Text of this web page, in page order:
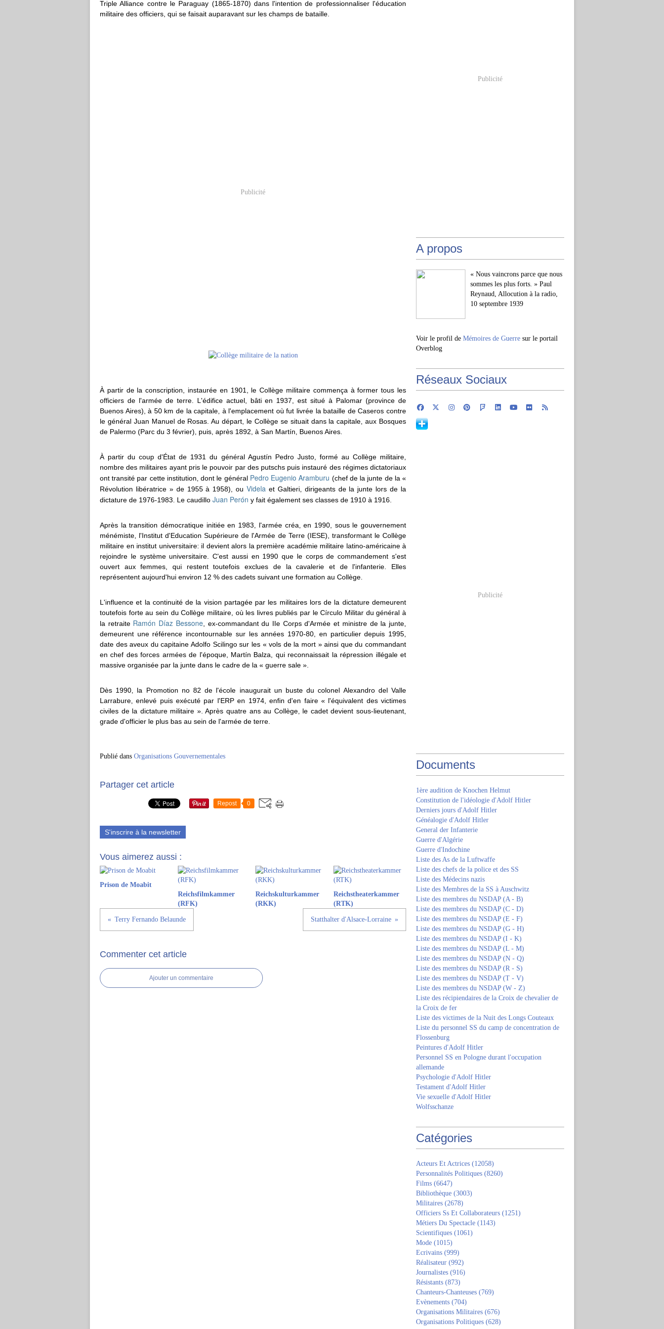
Triple Alliance contre le Paraguay (1865-1870) dans l'intention de professionnaliser l'éducation
militaire des officiers, qui se faisait auparavant sur les champs de bataille.
Publicité
À partir de la conscription, instaurée en 1901, le Collège militaire commença à former tous les
officiers de l'armée de terre. L'édifice actuel, bâti en 1937, est situé à Palomar (province de
Buenos Aires), à 50 km de la capitale, à l'emplacement où fut livrée la bataille de Caseros contre
le général Juan Manuel de Rosas. Au départ, le Collège se situait dans la capitale, aux Bosques
de Palermo (Parc du 3 février), puis, après 1892, à San Martín, Buenos Aires.
À partir du coup d'État de 1931 du général Agustín Pedro Justo, formé au Collège militaire,
nombre des militaires ayant pris le pouvoir par des putschs puis instauré des régimes dictatoriaux
ont transité par cette institution, dont le général Pedro Eugenio Aramburu (chef de la junte de la «
Révolution libératrice » de 1955 à 1958), ouVidela et Galtieri, dirigeants de la junte lors de la
dictature de 1976-1983. Le caudillo Juan Perón y fait également ses classes de 1910 à 1916.
Après la transition démocratique initiée en 1983, l'armée créa, en 1990, sous le gouvernement
ménémiste, l'Institut d'Education Supérieure de l'Armée de Terre (IESE), transformant le Collège
militaire en institut universitaire: il devient alors la première académie militaire latino-américaine à
rejoindre le système universitaire. C'est aussi en 1990 que le corps de commandement s'est
ouvert aux femmes, qui restent toutefois exclues de la cavalerie et de l'infanterie. Elles
représentent aujourd'hui environ 12 % des cadets suivant une formation au Collège.
L'influence et la continuité de la vision partagée par les militaires lors de la dictature demeurent
toutefois forte au sein du Collège militaire, où les livres publiés par le Círculo Militar du général à
la retraite Ramón Díaz Bessone, ex-commandant du IIe Corps d'Armée et ministre de la junte,
demeurent une référence incontournable sur les années 1970-80, en particulier depuis 1995,
date des aveux du capitaine Adolfo Scilingo sur les « vols de la mort » ainsi que du commandant
en chef des forces armées de l'époque, Martín Balza, qui reconnaissait la répression illégale et
massive organisée par la junte dans le cadre de la « guerre sale ».
Dès 1990, la Promotion no 82 de l'école inaugurait un buste du colonel Alexandro del Valle
Larrabure, enlevé puis exécuté par l'ERP en 1974, enfin d'en faire « l'équivalent des victimes
civiles de la dictature militaire ». Après quatre ans au Collège, le cadet devient sous-lieutenant,
grade d'officier le plus bas au sein de l'armée de terre.
Publié dans Organisations Gouvernementales
Partager cet article
Repost 0
S'inscrire à la newsletter
Vous aimerez aussi :
Prison de Moabit
Reichsfilmkammer
(RFK)
Reichskulturkammer
(RKK)
Reichstheaterkammer
(RTK)
Terry Fernando Belaunde Statthalter d'Alsace-Lorraine
Commenter cet article
Ajouter un commentaire
Publicité
A propos
« Nous vaincrons parce que nous
sommes les plus forts. » Paul
Reynaud, Allocution à la radio,
10 septembre 1939
Voir le profil de Mémoires de Guerre sur le portail
Overblog
Réseaux Sociaux
Publicité
Documents
1ère audition de Knochen Helmut
Constitution de l'idéologie d'Adolf Hitler
Derniers jours d'Adolf Hitler
Généalogie d'Adolf Hitler
General der Infanterie
Guerre d'Algérie
Guerre d'Indochine
Liste des As de la Luftwaffe
Liste des chefs de la police et des SS
Liste des Médecins nazis
Liste des Membres de la SS à Auschwitz
Liste des membres du NSDAP (A - B)
Liste des membres du NSDAP (C - D)
Liste des membres du NSDAP (E - F)
Liste des membres du NSDAP (G - H)
Liste des membres du NSDAP (I - K)
Liste des membres du NSDAP (L - M)
Liste des membres du NSDAP (N - Q)
Liste des membres du NSDAP (R - S)
Liste des membres du NSDAP (T - V)
Liste des membres du NSDAP (W - Z)
Liste des récipiendaires de la Croix de chevalier de
la Croix de fer
Liste des victimes de la Nuit des Longs Couteaux
Liste du personnel SS du camp de concentration de
Flossenburg
Peintures d'Adolf Hitler
Personnel SS en Pologne durant l'occupation
allemande
Psychologie d'Adolf Hitler
Testament d'Adolf Hitler
Vie sexuelle d'Adolf Hitler
Wolfsschanze
Catégories
Acteurs Et Actrices (12058)
Personnalités Politiques (8260)
Films (6647)
Bibliothèque (3003)
Militaires (2678)
Officiers Ss Et Collaborateurs (1251)
Métiers Du Spectacle (1143)
Scientifiques (1061)
Mode (1015)
Ecrivains (999)
Réalisateur (992)
Journalistes (916)
Résistants (873)
Chanteurs-Chanteuses (769)
Evènements (704)
Organisations Militaires (676)
Organisations Politiques (628)